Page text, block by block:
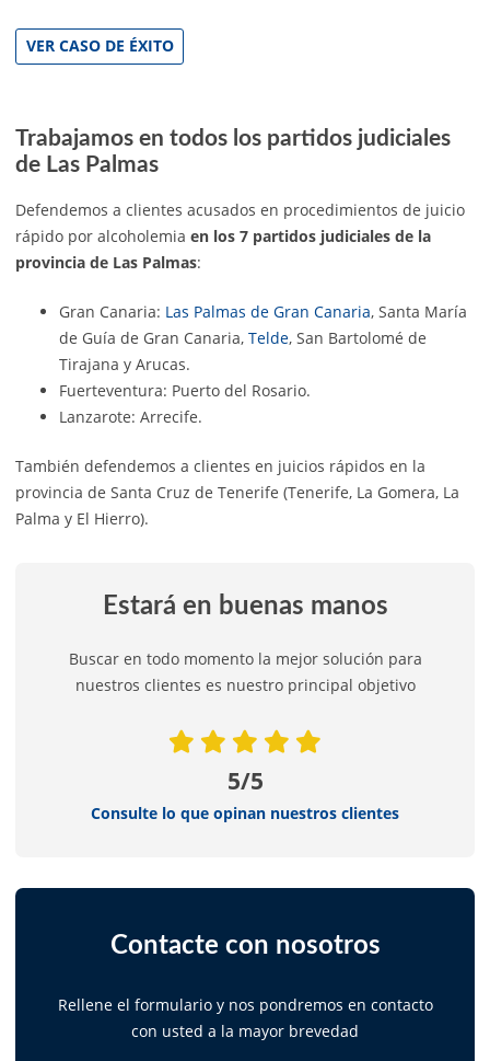
VER CASO DE ÉXITO
Trabajamos en todos los partidos judiciales
de Las Palmas
Defendemos a clientes acusados en procedimientos de juicio
rápido por alcoholemia en los 7 partidos judiciales de la
provincia de Las Palmas:
Gran Canaria: Las Palmas de Gran Canaria, Santa María
de Guía de Gran Canaria, Telde, San Bartolomé de
Tirajana y Arucas.
Fuerteventura: Puerto del Rosario.
Lanzarote: Arrecife.
También defendemos a clientes en juicios rápidos en la
provincia de Santa Cruz de Tenerife (Tenerife, La Gomera, La
Palma y El Hierro).
Estará en buenas manos
Buscar en todo momento la mejor solución para
nuestros clientes es nuestro principal objetivo
5/5
Consulte lo que opinan nuestros clientes
Contacte con nosotros
Rellene el formulario y nos pondremos en contacto
con usted a la mayor brevedad